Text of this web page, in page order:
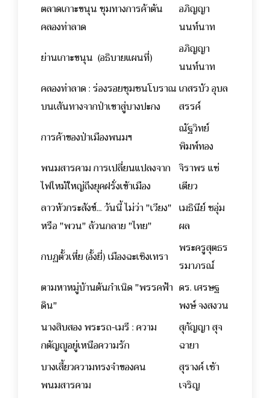
ตลาดเกาะขนุน ชุมทางการค้าต้น
คลองท่าลาด
อภิญญา
นนท์นาท
ย่านเกาะขนุน (อธิบายแผนที่)
อภิญญา
นนท์นาท
คลองท่าลาด : ร่องรอยชุมชนโบราณ
บนเส้นทางจากป่าเขาสู่บางปะกง
เกสรบัว อุบล
สรรค์
การค้าของป่าเมืองพนมฯ
ณัฐวิทย์
พิมพ์ทอง
พนมสารคาม การเปลี่ยนแปลงจาก
ไฟไหม้ใหญ่ถึงยุคฝรั่งเข้าเมือง
จิราพร แซ่
เตียว
ลาวหัวกระสังข์... วันนี้ ไม่ว่า "เวียง"
หรือ "พวน" ล้วนกลาย "ไทย"
เมธินีย์ ชอุ่ม
ผล
กบฏตั้วเหี่ย (อั้งยี่) เมืองฉะเชิงเทรา
พระครูสุตธร
รมาภรณ์
ตามหาหมู่บ้านต้นกำเนิด "พรรคฟ้า
ดิน"
ดร. เศรษฐ
พงษ์ จงสงวน
นางสิบสอง พระรถ-เมรี : ความ
กตัญญูอยู่เหนือความรัก
สุกัญญา สุจ
ฉายา
บางเสี้ยวความทรงจำของคน
พนมสารคาม
สุรางค์ เช้า
เจริญ